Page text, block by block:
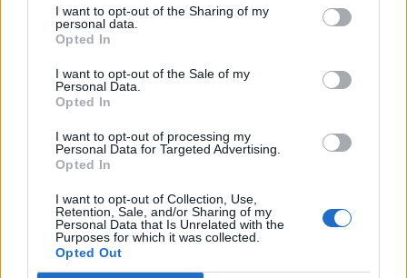
I want to opt-out of the Sharing of my
personal data.
Opted In
I want to opt-out of the Sale of my
Personal Data.
Opted In
I want to opt-out of processing my
Personal Data for Targeted Advertising.
Opted In
I want to opt-out of Collection, Use,
Retention, Sale, and/or Sharing of my
Personal Data that Is Unrelated with the
Purposes for which it was collected.
Opted Out
Hej Linda
Kram
0
Åsa
Mums detta måste jag prova. Gjorde rullader av
Bogfläsk i helgen med recept från Linda (Kryddburken)
som också var super goda och grabbarna åt som om